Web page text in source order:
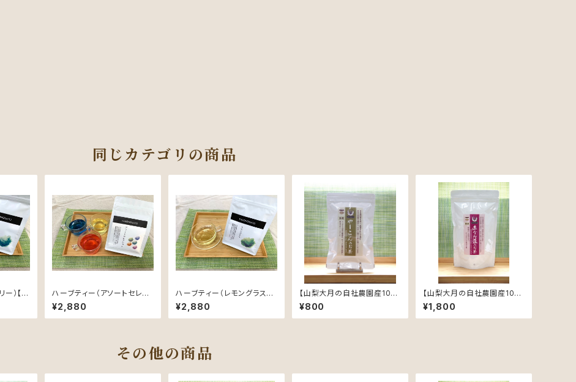
同じカテゴリの商品
）【国
用、
ック】
ハーブティー（アソートセレク
ション）【国内自社農園産、農
薬不使用、植物由来素材のテ
ィーバック】
¥2,880
ハーブティー（レモングラス）
【国内自社農園産、農薬不使
用、植物由来素材のティーバッ
ク】
¥2,880
【山梨大月の自社農園産10
0%】【農薬不使用】ヤーコン茶
3gｘ10包 【ティーバック入
り】【お試しサイズ】
¥800
【山梨大月の自社農園産10
0%】【農薬不使用】赤なた豆
茶4gｘ20包 【ティーバック
入り】
¥1,800
その他の商品